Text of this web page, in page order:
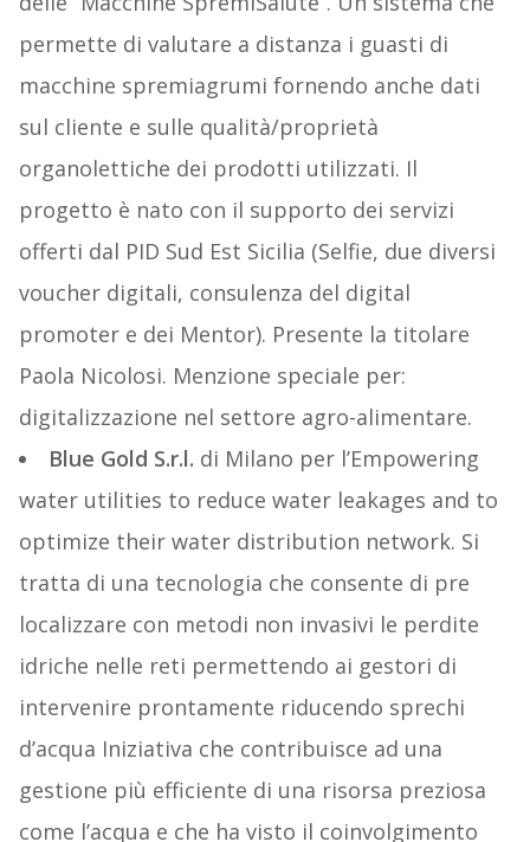
permette di valutare a distanza i guasti di
macchine spremiagrumi fornendo anche dati
sul cliente e sulle qualità/proprietà
organolettiche dei prodotti utilizzati. Il
progetto è nato con il supporto dei servizi
offerti dal PID Sud Est Sicilia (Selfie, due diversi
voucher digitali, consulenza del digital
promoter e dei Mentor). Presente la titolare
Paola Nicolosi. Menzione speciale per:
digitalizzazione nel settore agro-alimentare.
Blue Gold S.r.l. di Milano per l’Empowering
water utilities to reduce water leakages and to
optimize their water distribution network. Si
tratta di una tecnologia che consente di pre
localizzare con metodi non invasivi le perdite
idriche nelle reti permettendo ai gestori di
intervenire prontamente riducendo sprechi
d’acqua Iniziativa che contribuisce ad una
gestione più efficiente di una risorsa preziosa
come l’acqua e che ha visto il coinvolgimento